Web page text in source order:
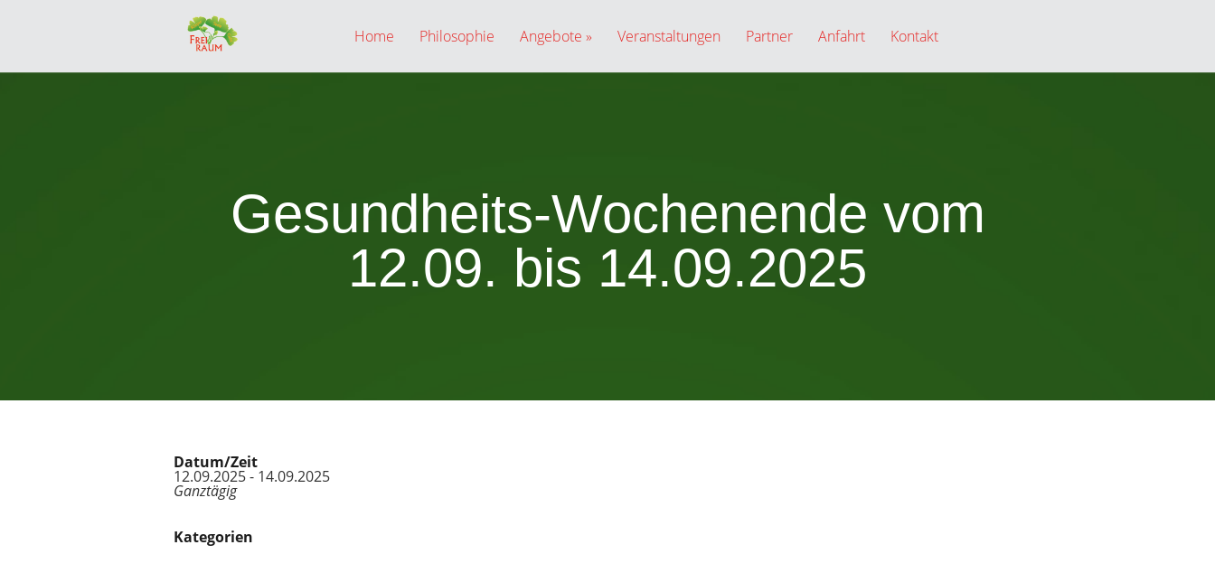
Home Philosophie Angebote Veranstaltungen Partner Anfahrt Kontakt
Gesundheits-Wochenende vom
12.09. bis 14.09.2025
Datum/Zeit
12.09.2025 - 14.09.2025
Ganztägig
Kategorien